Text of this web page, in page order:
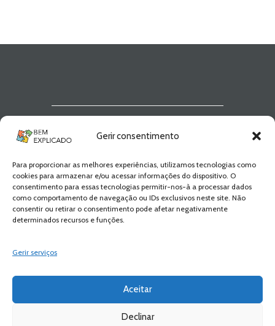
Gerir consentimento
Para proporcionar as melhores experiências, utilizamos tecnologias como
cookies para armazenar e/ou acessar informações do dispositivo. O
consentimento para essas tecnologias permitir-nos-à a processar dados
como comportamento de navegação ou IDs exclusivos neste site. Não
consentir ou retirar o consentimento pode afetar negativamente
determinados recursos e funções.
Gerir serviços
Aceitar
Declinar
Explicado
Fica a par de todas as novidades! Zero
Spam, apenas novidades e novos
conteúdos!